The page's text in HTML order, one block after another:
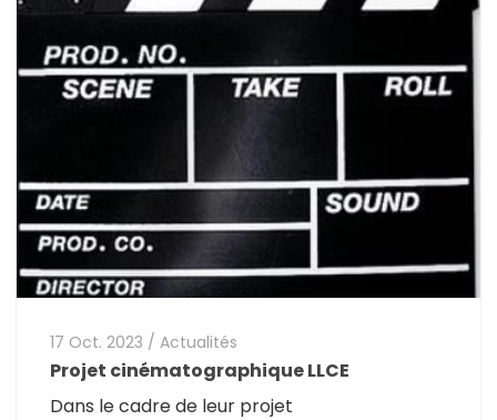
17 Oct. 2023 / Actualités
Projet cinématographique LLCE
Dans le cadre de leur projet